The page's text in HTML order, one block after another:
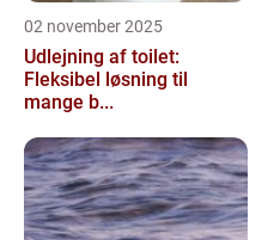
02 november 2025
Udlejning af toilet:
Fleksibel løsning til
mange b...